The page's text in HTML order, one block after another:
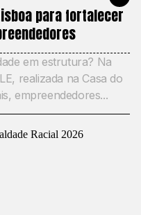
para fortalecer
em estrutura? Na
realizada na Casa do
empreendedores...